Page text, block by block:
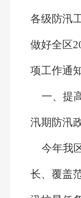
各级防汛
做好全区
项工作通
一、提
汛期防汛
今年我
长、覆盖